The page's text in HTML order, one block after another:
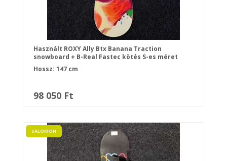
Használt ROXY Ally Btx Banana Traction
snowboard + B-Real Fastec kötés S-es méret
Hossz: 147 cm
98 050 Ft
SALOMON